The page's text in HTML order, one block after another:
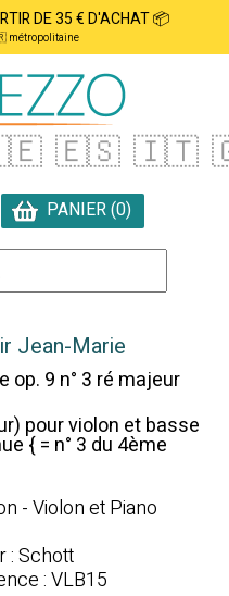
DE 35 € D'ACHAT 📦
métropolitaine
🇪🇸 🇮🇹
PANIER (0)
Jean-Marie
op. 9 n° 3 ré majeur
pour violon et basse
{ = n° 3 du 4ème
- Violon et Piano
: Schott
: VLB15